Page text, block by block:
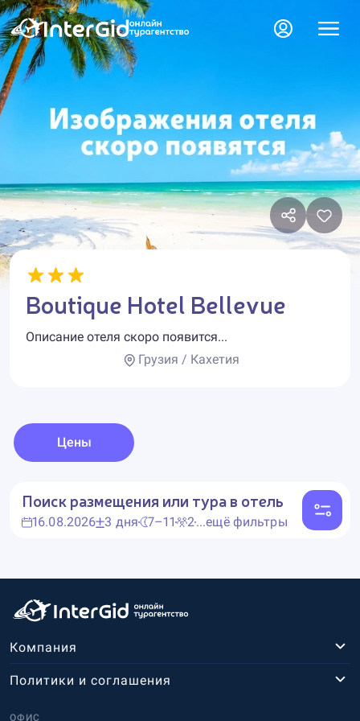
Boutique Hotel Bellevue
Описание отеля скоро появится...
Грузия / Кахетия
Цены
Поиск размещения или тура в отель
16.08.2026 3 дня 7–11 2...ещё фильтры
Компания
ОФИС
Политики и соглашения